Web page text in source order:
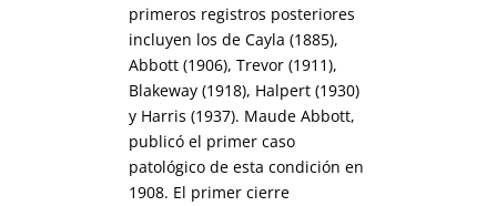
primeros registros posteriores
incluyen los de Cayla (1885),
Abbott (1906), Trevor (1911),
Blakeway (1918), Halpert (1930)
y Harris (1937). Maude Abbott,
publicó el primer caso
patológico de esta condición en
1908. El primer cierre